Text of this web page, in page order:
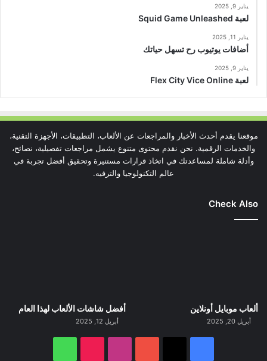
يناير 9, 2025
لعبة Squid Game Unleashed
يناير 11, 2025
أضافات يوتيوب رح تسهل حياتك
يناير 9, 2025
لعبة Flex City Vice Online
موقعنا يقدم أحدث الأخبار والمراجعات عن الألعاب، التطبيقات، الأجهزة التقنية،
والخدمات الرقمية. نحن نقدم محتوى متنوع يشمل مراجعات تفصيلية، نصائح،
وأدلة شاملة لمساعدتك في اتخاذ قرارات مستنيرة وتحقيق أفضل تجربة في
عالم التكنولوجيا والترفيه.
Check Also
ألعاب موبايل أونلاين
أبريل 20, 2025
أفضل شاشات الألعاب لهذا العام
أبريل 12, 2025